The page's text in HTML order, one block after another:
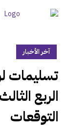
آخر الأخبار
الربع
التوقعات